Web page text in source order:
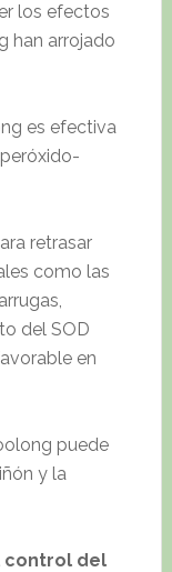
los efectos
han arrojado
es efectiva
retrasar
como las
del SOD
en
puede
y la
control del